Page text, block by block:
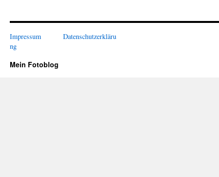
Impressum
Datenschutzerkläru
ng
Mein Fotoblog